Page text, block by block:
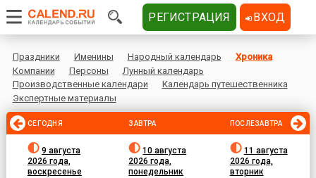
Праздники Именины Народный календарь
Хроника
Компании
Персоны
Лунный календарь
Производственные календари
Календарь путешественника
Экспертные материалы
СЕГОДНЯ
9 августа
2026 года,
воскресенье
ЗАВТРА
10 августа
2026 года,
понедельник
ПОСЛЕЗАВТРА
11 августа
2026 года,
вторник
РЕГИСТРАЦИЯ ВХОД